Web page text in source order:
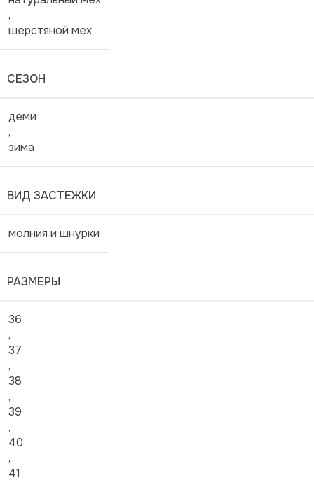
,
шерстяной мех
СЕЗОН
деми
,
зима
ВИД ЗАСТЕЖКИ
молния и шнурки
РАЗМЕРЫ
36
,
37
,
38
,
39
,
40
,
41